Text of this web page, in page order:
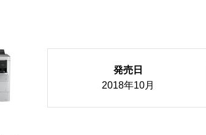
発売日
2018年10月